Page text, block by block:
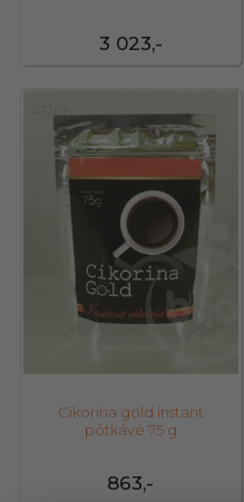
3 023,-
863,-
Cikorina gold instant
pótkávé 75 g